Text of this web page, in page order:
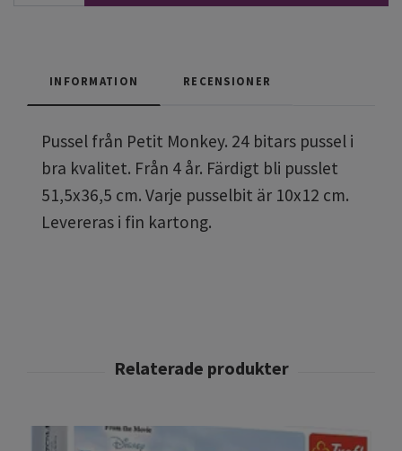
INFORMATION RECENSIONER
Pussel från Petit Monkey. 24 bitars pussel i
bra kvalitet. Från 4 år. Färdigt bli pusslet
51,5x36,5 cm. Varje pusselbit är 10x12 cm.
Levereras i fin kartong.